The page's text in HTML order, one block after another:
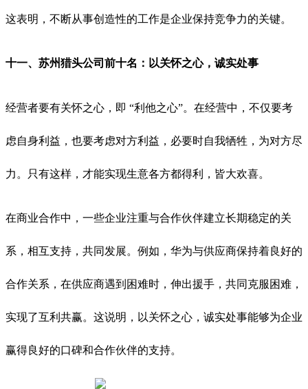
这表明，不断从事创造性的工作是企业保持竞争力的关键。
十一、 苏州猎头公司前十名： 以关怀之心，诚实处事
经营者要有关怀之心，即 “利他之心”。在经营中，不仅要考
虑自身利益，也要考虑对方利益，必要时自我牺牲，为对方尽
力。只有这样，才能实现生意各方都得利，皆大欢喜。
在商业合作中，一些企业注重与合作伙伴建立长期稳定的关
系，相互支持，共同发展。例如，华为与供应商保持着良好的
合作关系，在供应商遇到困难时，伸出援手，共同克服困难，
实现了互利共赢。这说明，以关怀之心，诚实处事能够为企业
赢得良好的口碑和合作伙伴的支持。